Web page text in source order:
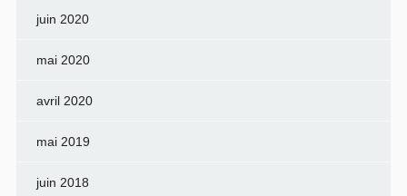
juin 2020
mai 2020
avril 2020
mai 2019
juin 2018